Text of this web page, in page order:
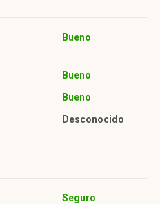
Bueno
Bueno
Bueno
Desconocido
Seguro